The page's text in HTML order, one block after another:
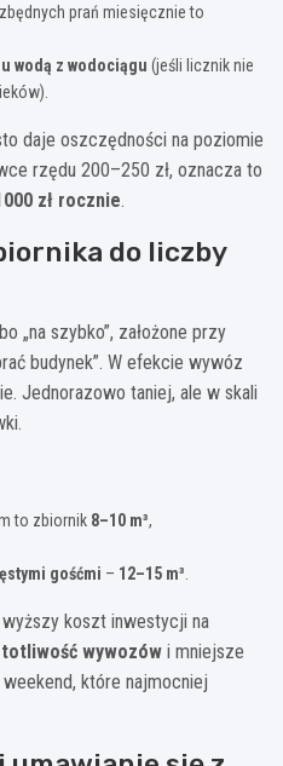
prań miesięcznie to
wodą z wodociągu (jeśli licznik nie
daje oszczędności na poziomie
rzędu 200–250 zł, oznacza to
zł rocznie.
do liczby
„na szybko”, założone przy
budynek”. W efekcie wywóz
Jednorazowo taniej, ale w skali
to zbiornik 8–10 m³,
gośćmi – 12–15 m³
koszt inwestycji na
wywozów i mniejsze
które najmocniej